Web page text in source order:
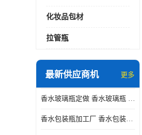
化妆品包材
拉管瓶
最新供应商机 更多
香水玻璃瓶定做 香水玻璃瓶 瓶型多变
香水包装瓶加工厂 香水包装瓶厂家 瓶盖设计精美